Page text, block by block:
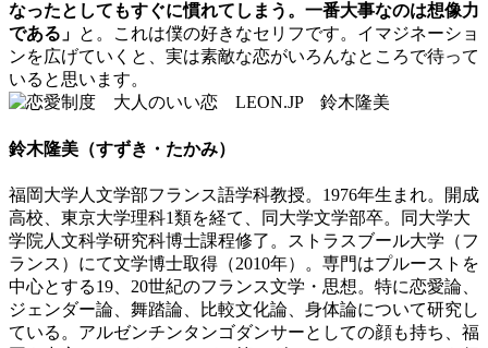
なったとしてもすぐに慣れてしまう。一番大事なのは想像力
である」 と。これは僕の好きなセリフです。イマジネーショ
ンを広げていくと、実は素敵な恋がいろんなところで待って
いると思います。
鈴木隆美（すずき・たかみ）
福岡大学人文学部フランス語学科教授。1976年生まれ。開成
高校、東京大学理科1類を経て、同大学文学部卒。同大学大
学院人文科学研究科博士課程修了。ストラスブール大学（フ
ランス）にて文学博士取得（2010年）。専門はプルーストを
中心とする19、20世紀のフランス文学・思想。特に恋愛論、
ジェンダー論、舞踏論、比較文化論、身体論について研究し
ている。アルゼンチンタンゴダンサーとしての顔も持ち、福